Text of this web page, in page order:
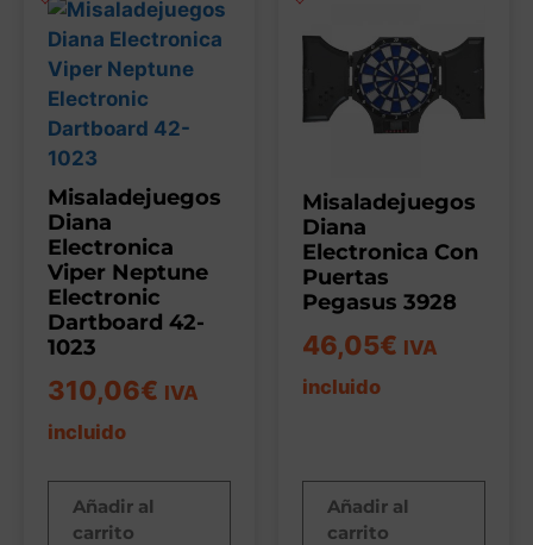
Misaladejuegos
Diana
Electronica
Viper Neptune
Electronic
Dartboard 42-
1023
310,06€ IVA
incluido
Añadir al
carrito
Misaladejuegos
Diana
Electronica Con
Puertas
Pegasus 3928
46,05€ IVA
incluido
Añadir al
carrito